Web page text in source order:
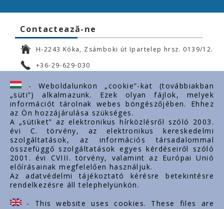
Contactează-ne
H-2243 Kóka, Zsámboki út Ipartelep hrsz. 0139/12.
+36-29-629-030
ertekesites@styron.hu
export@styron.hu
www.styron.hu
Linkuri importante
Despre noi
Documente
Contact
- Weboldalunkon „cookie”-kat (továbbiakban
„süti”) alkalmazunk. Ezek olyan fájlok, melyek
információt tárolnak webes böngészőjében. Ehhez
az Ön hozzájárulása szükséges.
A „sütiket” az elektronikus hírközlésről szóló 2003.
évi C. törvény, az elektronikus kereskedelmi
szolgáltatások, az információs társadalommal
összefüggő szolgáltatások egyes kérdéseiről szóló
2001. évi CVIII. törvény, valamint az Európai Unió
előírásainak megfelelően használjuk.
Az adatvédelmi tájékoztató kérésre betekintésre
rendelkezésre áll telephelyünkön.
- This website uses cookies. These files are